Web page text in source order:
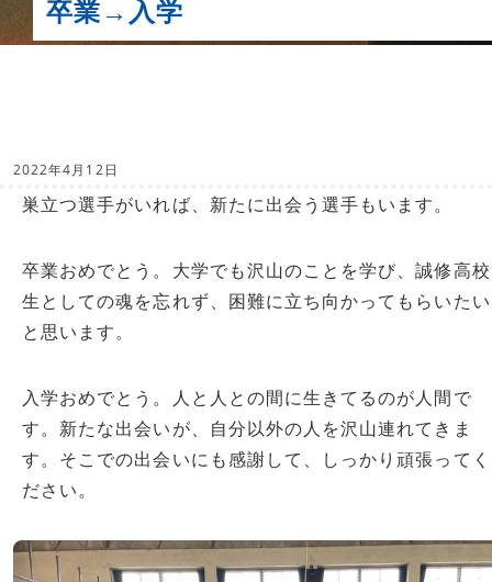
卒業→入学
2022年4月12日
巣立つ選手がいれば、新たに出会う選手もいます。
卒業おめでとう。大学でも沢山のことを学び、誠修高校
生としての魂を忘れず、困難に立ち向かってもらいたい
と思います。
入学おめでとう。人と人との間に生きてるのが人間で
す。新たな出会いが、自分以外の人を沢山連れてきま
す。そこでの出会いにも感謝して、しっかり頑張ってく
ださい。